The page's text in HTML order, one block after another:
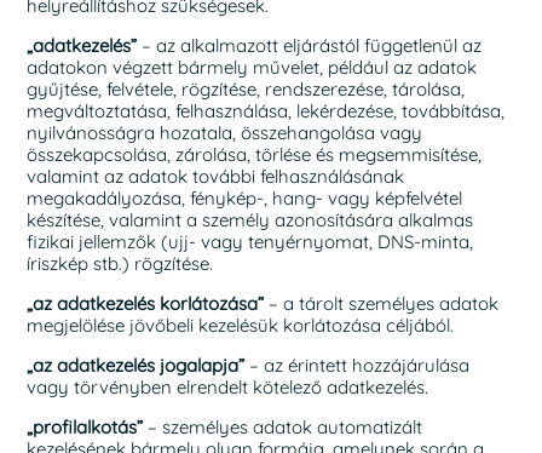
helyreállításhoz szükségesek.
„adatkezelés”– az alkalmazott eljárástól függetlenül az
adatokon végzett bármely művelet, például az adatok
gyűjtése, felvétele, rögzítése, rendszerezése, tárolása,
megváltoztatása, felhasználása, lekérdezése, továbbítása,
nyilvánosságra hozatala, összehangolása vagy
összekapcsolása, zárolása, törlése és megsemmisítése,
valamint az adatok további felhasználásának
megakadályozása, fénykép-, hang- vagy képfelvétel
készítése, valamint a személy azonosítására alkalmas
fizikai jellemzők (ujj- vagy tenyérnyomat, DNS-minta,
íriszkép stb.) rögzítése.
„az adatkezelés korlátozása”– a tárolt személyes adatok
megjelölése jövőbeli kezelésük korlátozása céljából.
„az adatkezelés jogalapja”– az érintett hozzájárulása
vagy törvényben elrendelt kötelező adatkezelés.
„profilalkotás”– személyes adatok automatizált